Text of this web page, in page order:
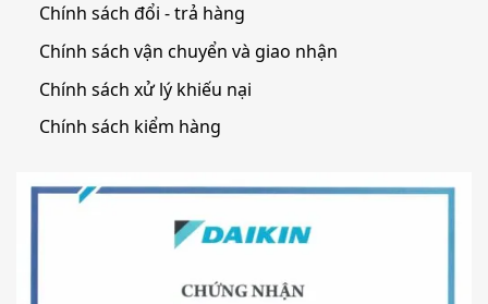
Chính sách đổi - trả hàng
Chính sách vận chuyển và giao nhận
Chính sách xử lý khiếu nại
Chính sách kiểm hàng